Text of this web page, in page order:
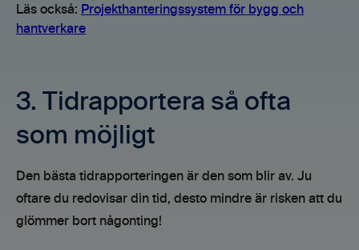
Läs också: Projekthanteringssystem för bygg och
hantverkare
3. Tidrapportera så ofta
som möjligt
Den bästa tidrapporteringen är den som blir av. Ju
oftare du redovisar din tid, desto mindre är risken att du
glömmer bort någonting!